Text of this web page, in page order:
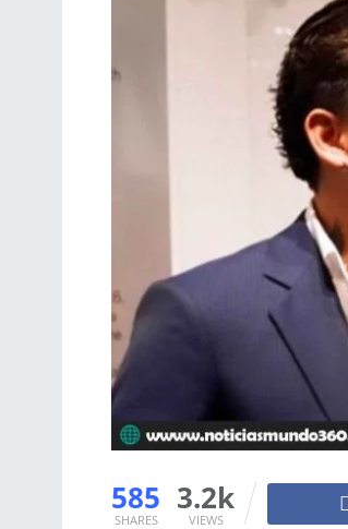
585
SHARES
3.2k
VIEWS